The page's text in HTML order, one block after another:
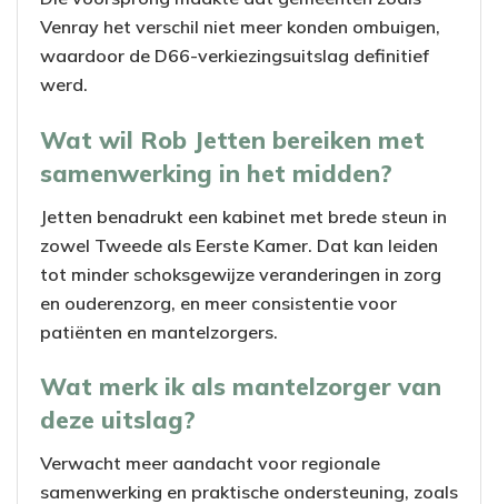
Venray het verschil niet meer konden ombuigen,
waardoor de D66-verkiezingsuitslag definitief
werd.
Wat wil Rob Jetten bereiken met
samenwerking in het midden?
Jetten benadrukt een kabinet met brede steun in
zowel Tweede als Eerste Kamer. Dat kan leiden
tot minder schoksgewijze veranderingen in zorg
en ouderenzorg, en meer consistentie voor
patiënten en mantelzorgers.
Wat merk ik als mantelzorger van
deze uitslag?
Verwacht meer aandacht voor regionale
samenwerking en praktische ondersteuning, zoals